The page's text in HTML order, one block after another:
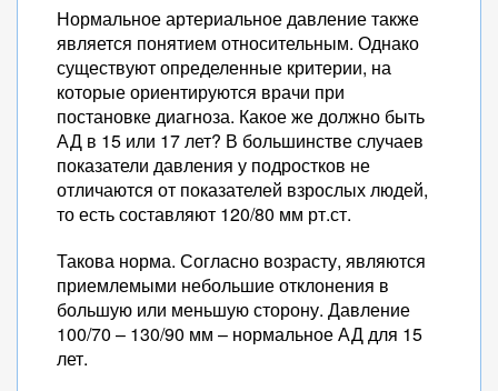
Нормальное артериальное давление также
является понятием относительным. Однако
существуют определенные критерии, на
которые ориентируются врачи при
постановке диагноза. Какое же должно быть
АД в 15 или 17 лет? В большинстве случаев
показатели давления у подростков не
отличаются от показателей взрослых людей,
то есть составляют 120/80 мм рт.ст.
Такова норма. Согласно возрасту, являются
приемлемыми небольшие отклонения в
большую или меньшую сторону. Давление
100/70 – 130/90 мм – нормальное АД для 15
лет.